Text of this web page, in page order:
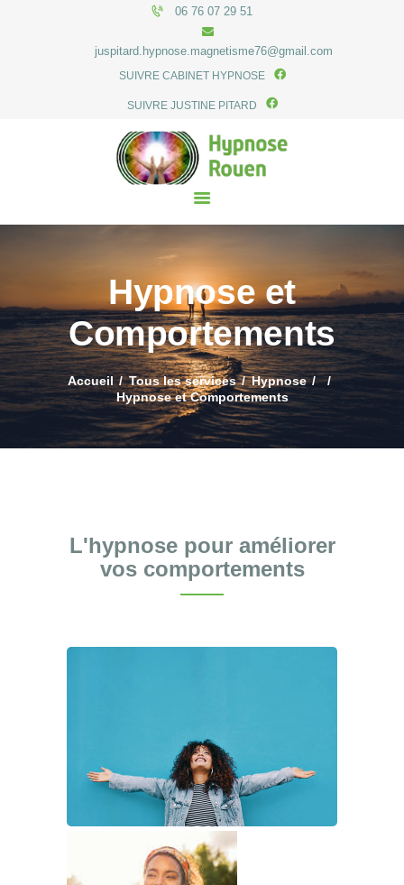
06 76 07 29 51
juspitard.hypnose.magnetisme76@gmail.com
SUIVRE CABINET HYPNOSE
SUIVRE JUSTINE PITARD
Hypnose et
Comportements
Accueil Tous les services
Hypnose
Hypnose et Comportements
ACCUEIL
LE CABINET
HYPNOSE
ACTUALITÉS
CONTACT
L'hypnose pour améliorer
vos comportements